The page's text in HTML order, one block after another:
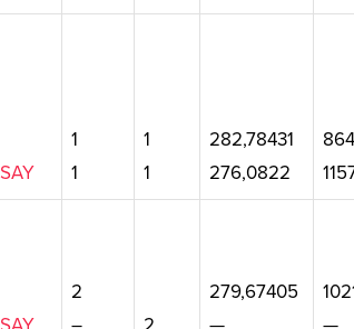
SAY
1
1
1
1
282,78431
276,0822
2
279,67405